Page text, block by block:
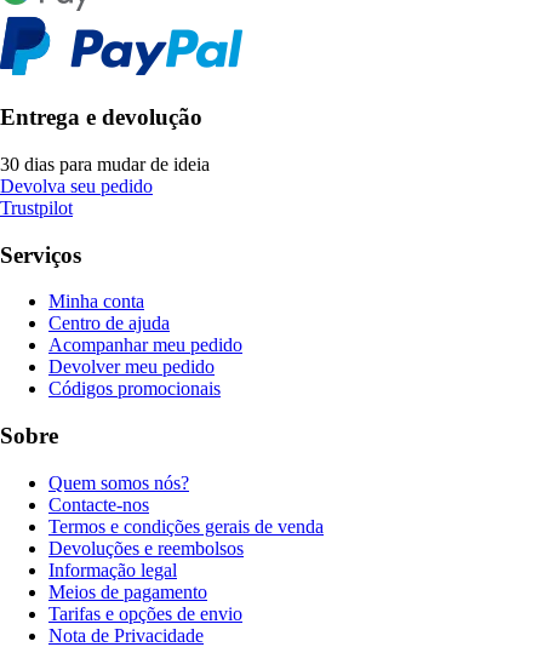
Entrega e devolução
30 dias para mudar de ideia
Devolva seu pedido
Trustpilot
Serviços
Minha conta
Centro de ajuda
Acompanhar meu pedido
Devolver meu pedido
Códigos promocionais
Sobre
Quem somos nós?
Contacte-nos
Termos e condições gerais de venda
Devoluções e reembolsos
Informação legal
Meios de pagamento
Tarifas e opções de envio
Nota de Privacidade